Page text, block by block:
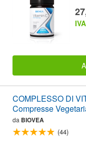
COMPLESSO DI
Compresse
da BIOVEA
(44)